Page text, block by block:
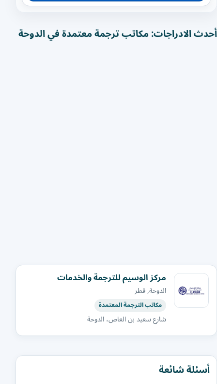
أحدث الادراجات: مكاتب ترجمة معتمدة في الدوحة
مركز الوسيم للترجمة والخدمات
الدوحة, قطر
مكاتب الترجمة المعتمدة
شارع سعيد بن العاص، الدوحة
أسئلة شائعة